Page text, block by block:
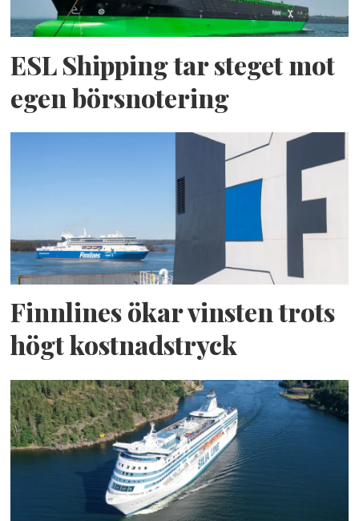
ESL Shipping tar steget mot
egen börsnotering
Finnlines ökar vinsten trots
högt kostnadstryck